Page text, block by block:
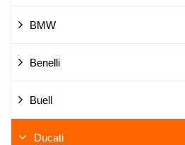
BMW
Benelli
Buell
Ducati